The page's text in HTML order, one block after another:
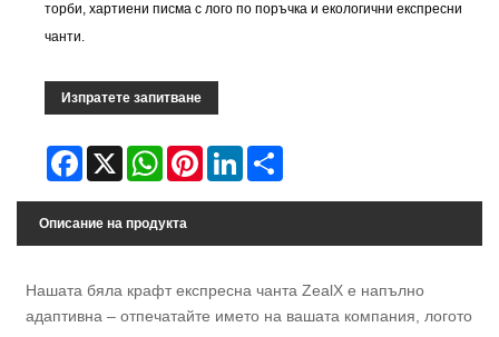
торби, хартиени писма с лого по поръчка и екологични експресни
чанти.
Изпратете запитване
Facebook
X WhatsAppPinterestLinkedIn
Описание на продукта
Нашата бяла крафт експресна чанта ZealX е напълно
адаптивна – отпечатайте името на вашата компания, логото